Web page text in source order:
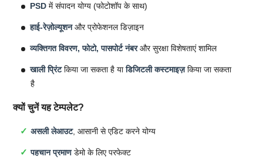
PSD में संपादन योग्य (फोटोशॉप के साथ)
हाई-रेज़ोल्यूशनऔर प्रोफेशनल डिज़ाइन
व्यक्तिगत विवरण, फोटो, पासपोर्ट नंबरऔर सुरक्षा विशेषताएं शामिल
खाली प्रिंटकिया जा सकता है याडिजिटली कस्टमाइज़किया जा सकता
है
क्यों चुनें यह टेम्पलेट?
असली लेआउट, आसानी से एडिट करने योग्य
पहचान प्रमाणडेमो के लिए परफेक्ट